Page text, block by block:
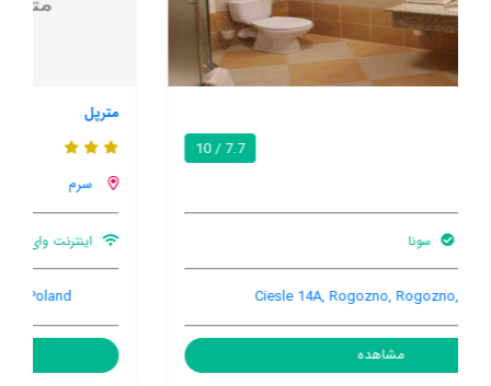
8.5 / 10
اینترنت وای فای در محیط اشتراکی وان چوبی بزرگ
Pl. 20-Go Pazdziernika 43, Srem, Srem, Poland